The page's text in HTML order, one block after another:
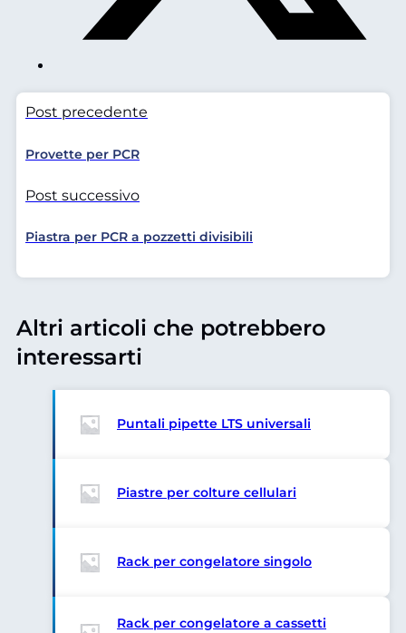
Post precedente
Provette per PCR
Post successivo
Piastra per PCR a pozzetti divisibili
Altri articoli che potrebbero
interessarti
Puntali pipette LTS universali
Piastre per colture cellulari
Rack per congelatore singolo
Rack per congelatore a cassetti